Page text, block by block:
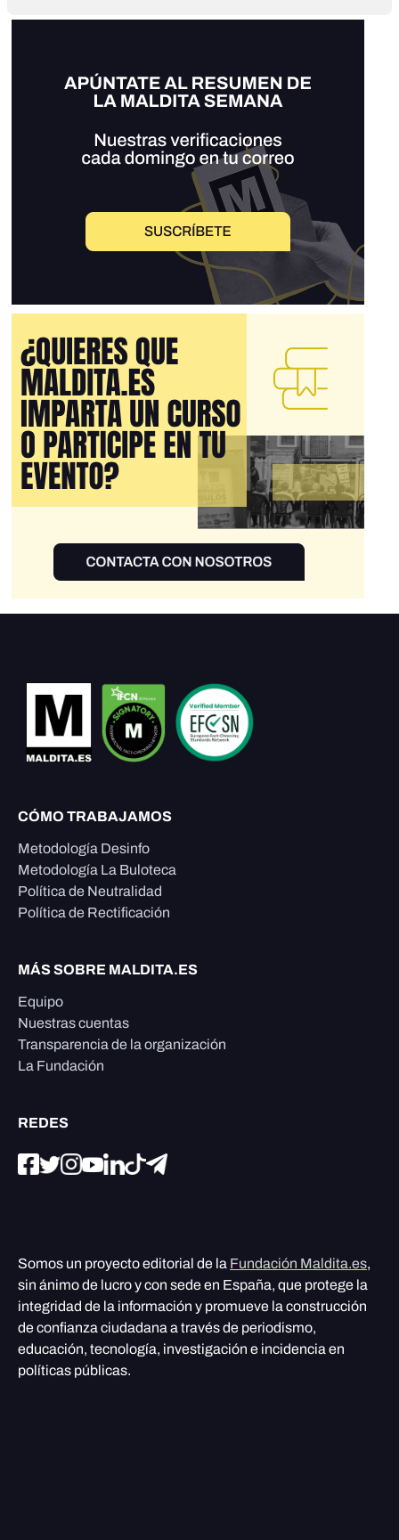
CÓMO TRABAJAMOS
Metodología Desinfo
Metodología La Buloteca
Política de Neutralidad
Política de Rectificación
MÁS SOBRE MALDITA.ES
Equipo
Nuestras cuentas
Transparencia de la organización
La Fundación
REDES
Somos un proyecto editorial de la Fundación Maldita.es,
sin ánimo de lucro y con sede en España, que protege la
integridad de la información y promueve la construcción
de confianza ciudadana a través de periodismo,
educación, tecnología, investigación e incidencia en
políticas públicas.